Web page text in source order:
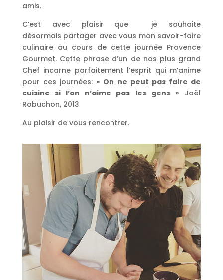
amis.
C’est avec plaisir que je souhaite
désormais partager avec vous mon savoir-faire
culinaire au cours de cette journée Provence
Gourmet. Cette phrase d’un de nos plus grand
Chef incarne parfaitement l’esprit qui m’anime
pour ces journées:« On ne peut pas faire de
cuisine si l’on n’aime pas les gens » Joël
Robuchon, 2013
Au plaisir de vous rencontrer.